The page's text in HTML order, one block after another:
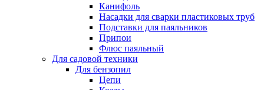
Канифоль
Насадки для сварки пластиковых труб
Подставки для паяльников
Припои
Флюс паяльный
Для садовой техники
Для бензопил
Цепи